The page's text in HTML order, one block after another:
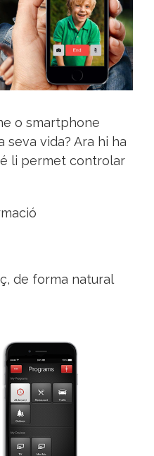
o smartphone
vida? Ara hi ha
li permet controlar
de forma natural